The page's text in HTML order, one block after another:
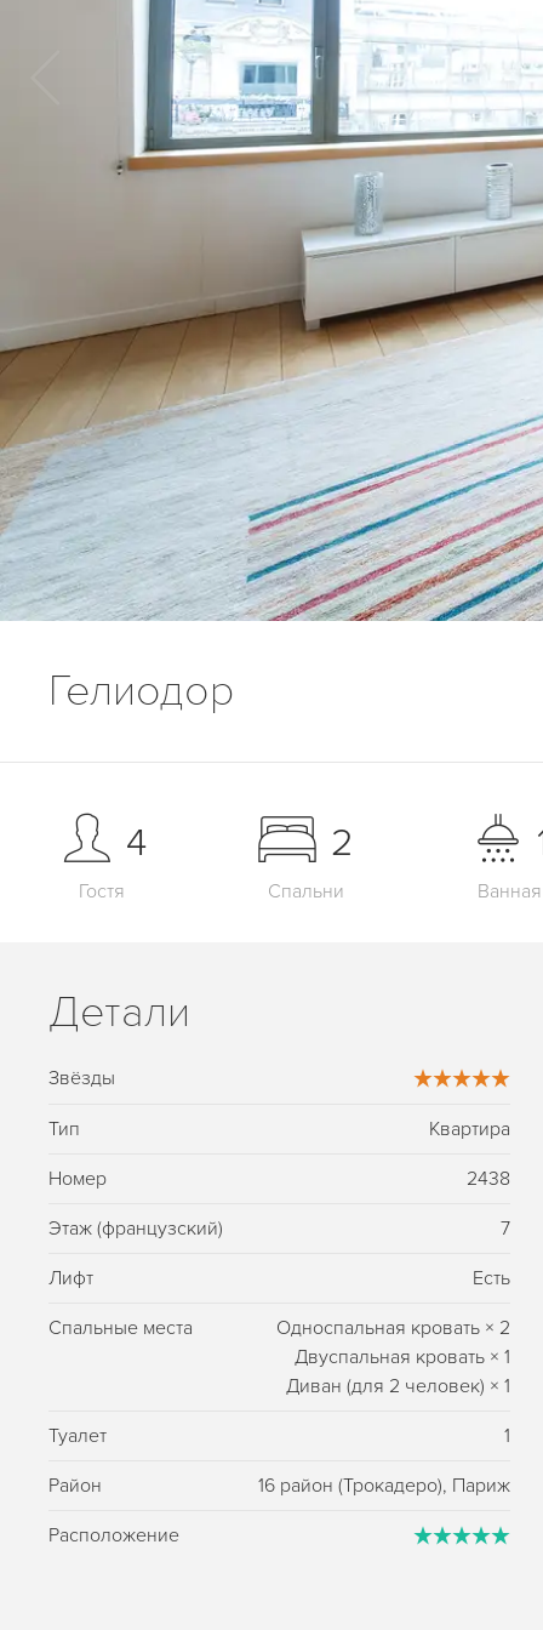
Гелиодор
Гостя
4
Спальни
2
Ванная
Детали
Звёзды
Тип Квартира
Номер 2438
Этаж (французский) 7
Лифт Есть
Спальные места Односпальная кровать × 2
Двуспальная кровать ×1
Диван (для 2 человек) ×1
Туалет 1
Район 16 район (Трокадеро), Париж
Расположение